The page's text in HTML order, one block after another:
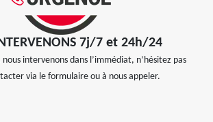
7j/7 et 24h/24
nous intervenons dans l’immédiat, n’hésitez pas
via le formulaire ou à nous appeler.